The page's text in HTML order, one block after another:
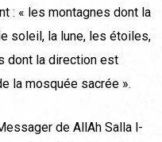
: « les montagnes dont la
soleil, la lune, les étoiles,
dont la direction est
la mosquée sacrée ».
de AllAh Salla l-